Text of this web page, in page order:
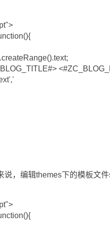
，编辑themes下的模板文件